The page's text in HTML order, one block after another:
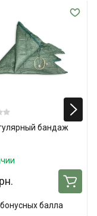
бандаж
балла